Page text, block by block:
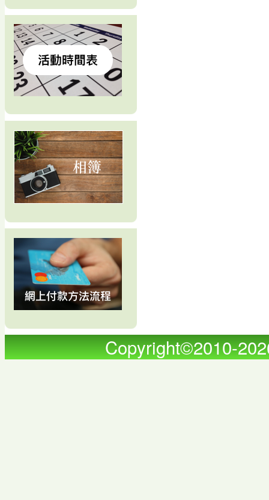
Copyright©2010-